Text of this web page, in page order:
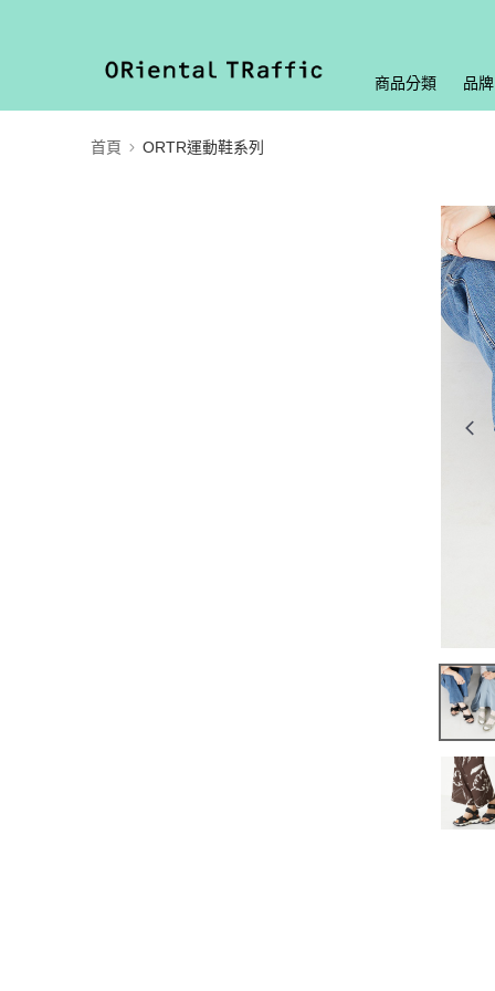
商品分類 品
首頁 ORTR運動鞋系列